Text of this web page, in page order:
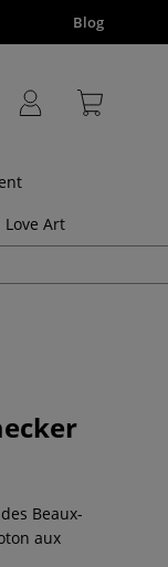
Blog
Love Art
Beaux-
aux